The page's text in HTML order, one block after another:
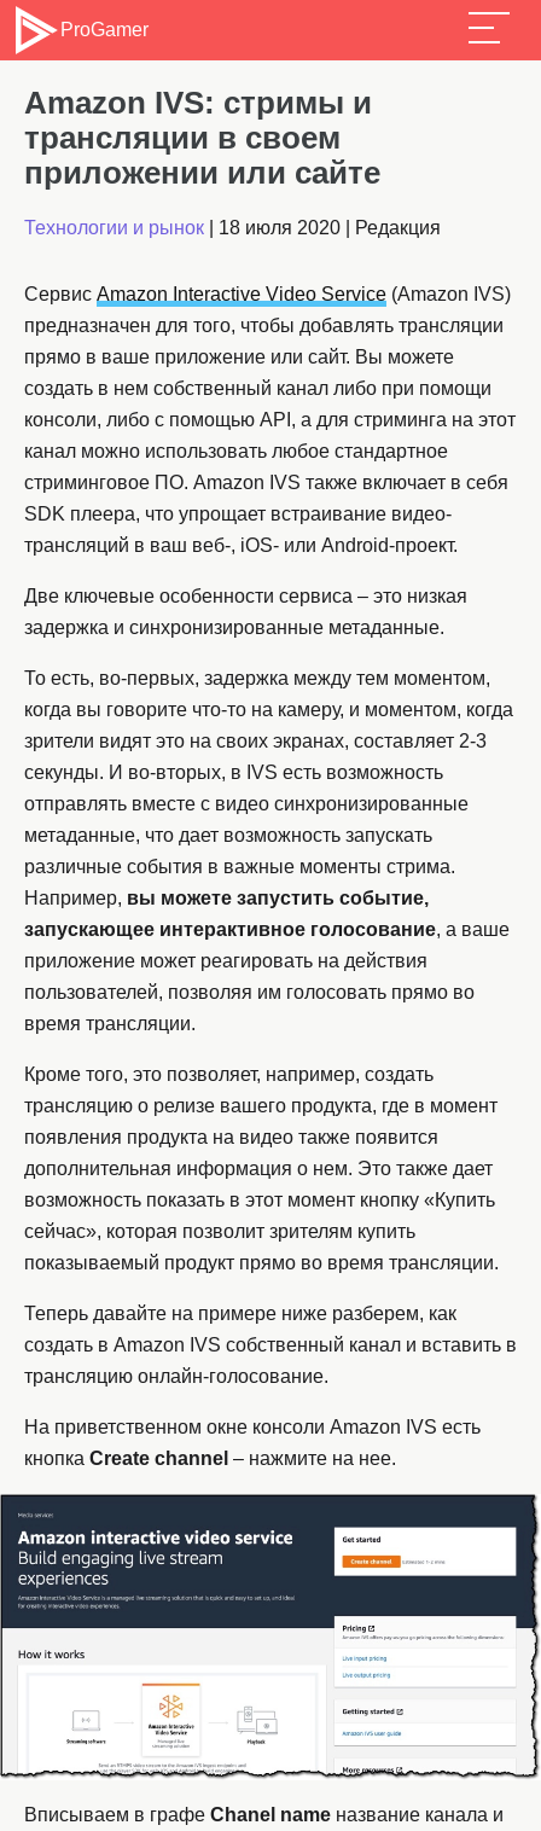
ProGamer
Amazon IVS: стримы и
трансляции в своем
приложении или сайте
Технологии и рынок 18 июля 2020 Редакция
Сервис Amazon Interactive Video Service (Amazon IVS)
предназначен для того, чтобы добавлять трансляции
прямо в ваше приложение или сайт. Вы можете
создать в нем собственный канал либо при помощи
консоли, либо с помощью API, а для стриминга на этот
канал можно использовать любое стандартное
стриминговое ПО. Amazon IVS также включает в себя
SDK плеера, что упрощает встраивание видео-
трансляций в ваш веб-, iOS- или Android-проект.
Две ключевые особенности сервиса – это низкая
задержка и синхронизированные метаданные.
То есть, во-первых, задержка между тем моментом,
когда вы говорите что-то на камеру, и моментом, когда
зрители видят это на своих экранах, составляет 2-3
секунды. И во-вторых, в IVS есть возможность
отправлять вместе с видео синхронизированные
метаданные, что дает возможность запускать
различные события в важные моменты стрима.
Например, вы можете запустить событие,
запускающее интерактивное голосование, а ваше
приложение может реагировать на действия
пользователей, позволяя им голосовать прямо во
время трансляции.
Кроме того, это позволяет, например, создать
трансляцию о релизе вашего продукта, где в момент
появления продукта на видео также появится
дополнительная информация о нем. Это также дает
возможность показать в этот момент кнопку «Купить
сейчас», которая позволит зрителям купить
показываемый продукт прямо во время трансляции.
Теперь давайте на примере ниже разберем, как
создать в Amazon IVS собственный канал и вставить в
трансляцию онлайн-голосование.
На приветственном окне консоли Amazon IVS есть
кнопка Create channel – нажмите на нее.
Вписываем в графе Chanel name название канала и